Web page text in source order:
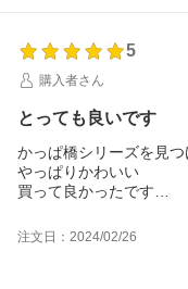
5
購入者さん
とっても良いです
かっぱ橋シリーズを見
やっぱりかわいい
買って良かったです
ありがとうございました
注文日：2024/02/26